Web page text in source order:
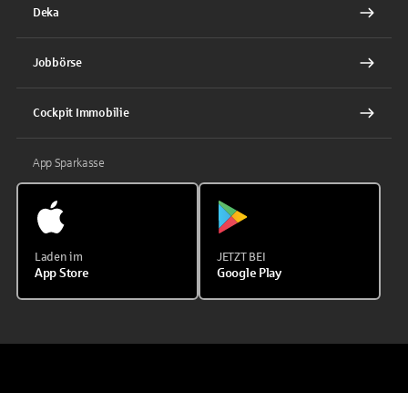
Deka
Jobbörse
Cockpit Immobilie
App Sparkasse
Laden im
App Store
JETZT BEI
Google Play